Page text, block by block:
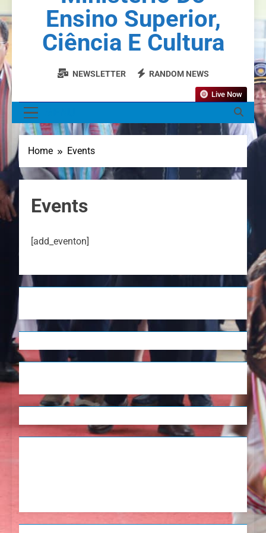
Ensino Superior,
Ciência E Cultura
NEWSLETTER RANDOM NEWS
Live Now
Home Events
Events
[add_eventon]